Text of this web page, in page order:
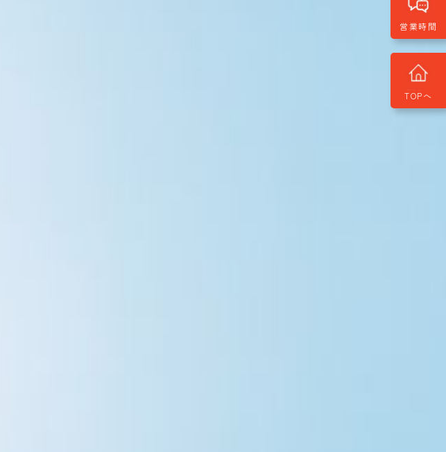
営業時間
TOPへ